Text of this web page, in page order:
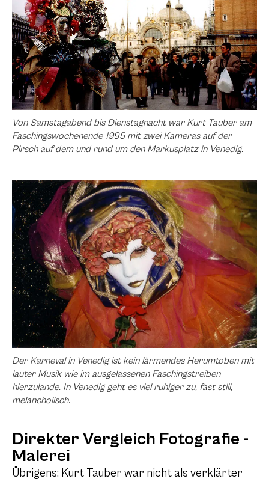
Von Samstagabend bis Dienstagnacht war Kurt Tauber am
Faschingswochenende 1995 mit zwei Kameras auf der
Pirsch auf dem und rund um den Markusplatz in Venedig.
Der Karneval in Venedig ist kein lärmendes Herumtoben mit
lauter Musik wie im ausgelassenen Faschingstreiben
hierzulande. In Venedig geht es viel ruhiger zu, fast still,
melancholisch.
Direkter Vergleich Fotografie -
Malerei
Übrigens: Kurt Tauber war nicht als verklärter